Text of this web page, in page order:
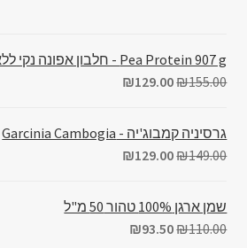
Pea Protein 907 g - חלבון אפונה נקי ללא טעמים
₪155.00
₪129.00
גרסיניה קמבוג'יה - Garcinia Cambogia
₪149.00
₪129.00
שמן ארגן 100% טהור 50 מ"ל
₪110.00
₪93.50